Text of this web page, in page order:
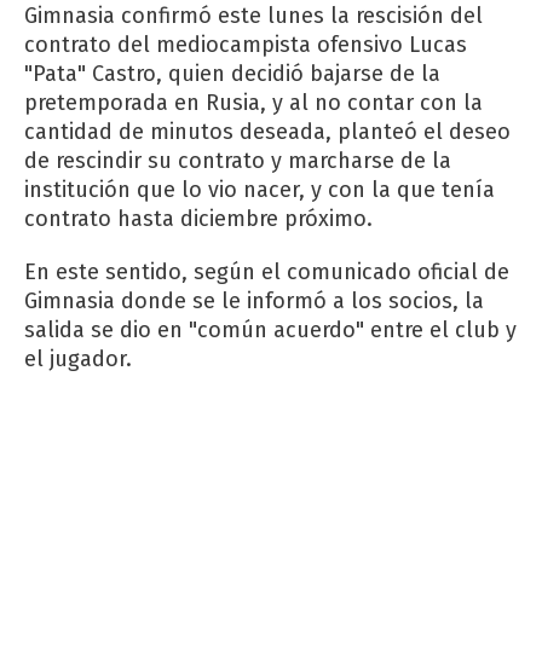
Gimnasia confirmó este lunes la rescisión del
contrato del mediocampista ofensivo Lucas
"Pata" Castro, quien decidió bajarse de la
pretemporada en Rusia, y al no contar con la
cantidad de minutos deseada, planteó el deseo
de rescindir su contrato y marcharse de la
institución que lo vio nacer, y con la que tenía
contrato hasta diciembre próximo.
En este sentido, según el comunicado oficial de
Gimnasia donde se le informó a los socios, la
salida se dio en "común acuerdo" entre el club y
el jugador.